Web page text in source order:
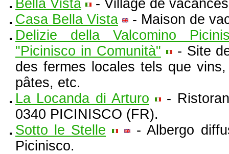
Bella Vista
- Village de
Casa Bella Vista
- Maison de
Delizie della Valcomino
"Picinisco in Comunità"
- Site
des fermes locales tels que
pâtes, etc.
La Locanda di Arturo
-
0340 PICINISCO (FR).
Sotto le Stelle
- Albergo
Picinisco.